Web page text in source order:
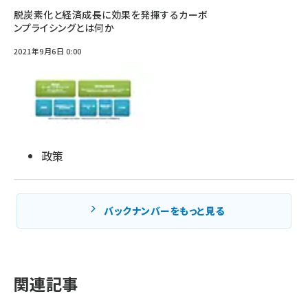
脱炭素化と経済成長に効果を発揮するカーボ
ンプライシングとは何か
2021年9月6日 0:00
政策
バックナンバーをもっと見る
関連記事